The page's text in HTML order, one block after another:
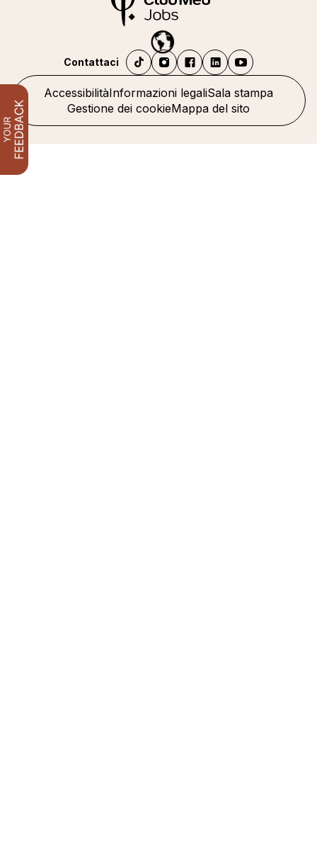
AccessibilitàInformazioni legaliSala stampa
Gestione dei cookieMappa del sito
Contattaci